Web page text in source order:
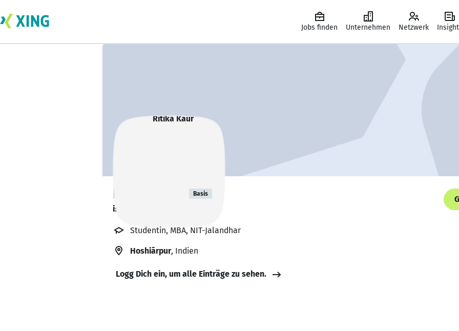
Jobs finden Unternehmen Netzwerk
Ritika Kaur Basis
is about to graduate. 🎓
Studentin, MBA, NIT-Jalandhar
Hoshiārpur, Indien
Logg Dich ein, um alle Einträge zu sehen.